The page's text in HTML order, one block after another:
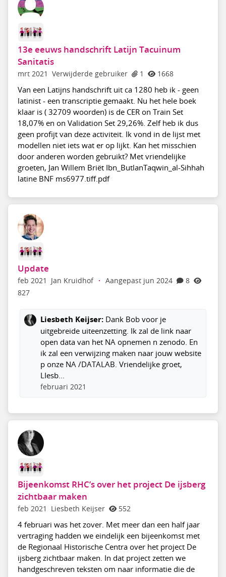
13e eeuws handschrift Latijn Tacuinum
Sanitatis
mrt 2021 Verwijderde gebruiker 1 1668
Van een Latijns handschrift uit ca 1280 heb ik - geen
latinist - een transcriptie gemaakt. Nu het hele boek
klaar is ( 32709 woorden) is de CER on Train Set
18,07% en on Validation Set 29,26%. Zelf heb ik dus
geen profijt van deze activiteit. Ik vond in de lijst met
modellen niet iets wat er op lijkt. Kan het misschien
door anderen worden gebruikt? Met vriendelijke
groeten, Jan Willem Briët Ibn_ButlanTaqwin_al-Sihhah
latine BNF ms6977.tiff.pdf
Update
feb 2021 Jan Kruidhof · Aangepast jun 2024
8
827
Liesbeth Keijser: Dank Bob voor je
uitgebreide uiteenzetting. Ik zal de link naar
open data van het NA opnemen n zenodo. En
ik zal een verwijzing maken naar jouw website
p onze NA /DATALAB. Vriendelijke groet,
LIesb...
februari 2021
Bijeenkomst RHC’s over het project De ijsberg
zichtbaar maken
feb 2021 Liesbeth Keijser 552
4 februari was het zover. Met meer dan een half jaar
vertraging hadden we eindelijk een bijeenkomst met
de Regionaal Historische Centra over het project De
ijsberg zichtbaar maken. In dat project zetten we
handgeschreven teksten om naar informatie die de